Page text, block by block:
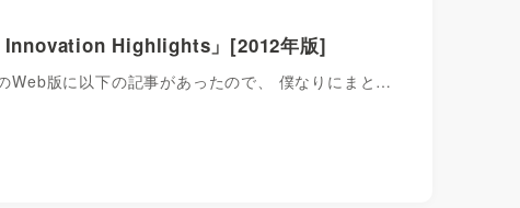
Innovation Highlights」[2012年版]
Web版に以下の記事があったので、 僕なりにまと…